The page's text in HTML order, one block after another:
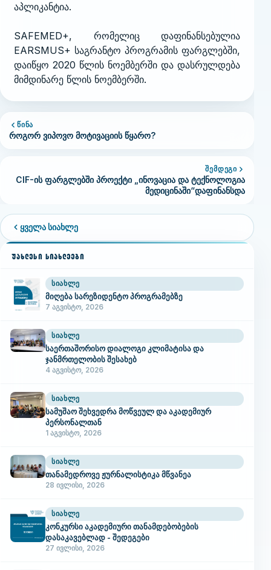
აპლიკანტია.
SAFEMED+, რომელიც დაფინანსებულია
EARSMUS+ საგრანტო პროგრამის ფარგლებში,
დაიწყო 2020 წლის ნოემბერში და დასრულდება
მიმდინარე წლის ნოემბერში.
ᲬᲘᲜᲐ
როგორ ვიპოვო მოტივაციის წყარო?
ᲨᲔᲛᲓᲔᲒᲘ
CIF-ის ფარგლებში პროექტი „ინოვაცია და ტექნოლოგია
მედიცინაში“დაფინანსდა
ყველა სიახლე
ᲣᲐᲮᲚᲔᲡᲘ ᲡᲘᲐᲮᲚᲔᲔᲑᲘ
ᲡᲘᲐᲮᲚᲔ
მიღება სარეზიდენტო პროგრამებზე
7 აგვისტო, 2026
ᲡᲘᲐᲮᲚᲔ
საერთაშორისო დიალოგი კლიმატისა და
ჯანმრთელობის შესახებ
4 აგვისტო, 2026
ᲡᲘᲐᲮᲚᲔ
სამუშაო შეხვედრა მოწვეულ და აკადემიურ
პერსონალთან
1 აგვისტო, 2026
ᲡᲘᲐᲮᲚᲔ
თანამედროვე ჟურნალისტიკა მწვანეა
28 ივლისი, 2026
ᲡᲘᲐᲮᲚᲔ
კონკურსი აკადემიური თანამდებობების
დასაკავებლად - შედეგები
27 ივლისი, 2026